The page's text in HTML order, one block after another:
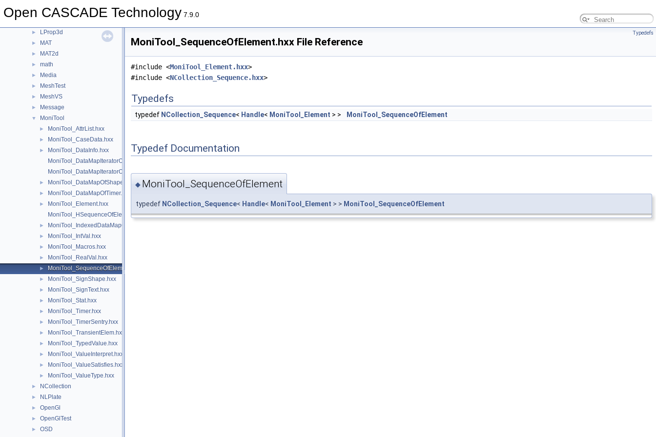
Open CASCADE Technology 7.9.0
► LocOpe
► LProp3d
► MAT
► MAT2d
► math
► Media
► MeshTest
► MeshVS
► Message
▼ MoniTool
► MoniTool_AttrList.hxx
► MoniTool_CaseData.hxx
►
MoniTool_DataInfo.hxx
MoniTool_DataMapIteratorOfDataMapOfShapeTransient.hxx
MoniTool_DataMapIteratorOfDataMapOfTimer.hxx
► MoniTool_DataMapOfShapeTransient.hxx
► MoniTool_DataMapOfTimer.hxx
►
MoniTool_Element.hxx
MoniTool_HSequenceOfElement.hxx
► MoniTool_IndexedDataMapOfShapeTransient.hxx
► MoniTool_IntVal.hxx
► MoniTool_Macros.hxx
► MoniTool_RealVal.hxx
► MoniTool_SequenceOfElement.hxx
► MoniTool_SignShape.hxx
► MoniTool_SignText.hxx
► MoniTool_Stat.hxx
► MoniTool_Timer.hxx
► MoniTool_TimerSentry.hxx
► MoniTool_TransientElem.hxx
► MoniTool_TypedValue.hxx
► MoniTool_ValueInterpret.hxx
► MoniTool_ValueSatisfies.hxx
► MoniTool_ValueType.hxx
► NCollection
► NLPlate
► OpenGl
► OpenGlTest
►
OSD
Typedefs
MoniTool_SequenceOfElement.hxx File Reference
#include <MoniTool_Element.hxx>
#include <NCollection_Sequence.hxx>
Typedefs
typedef NCollection_Sequence< Handle< MoniTool_Element > > MoniTool_SequenceOfElement
Typedef Documentation
◆ MoniTool_SequenceOfElement
typedef NCollection_Sequence< Handle< MoniTool_Element > > MoniTool_SequenceOfElement